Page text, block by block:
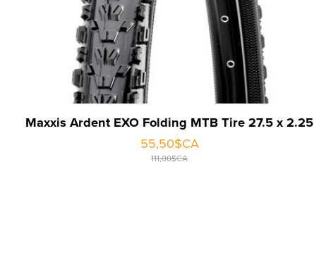
Maxxis Ardent EXO Folding MTB Tire 27.5 x 2.25
55,50$CA
111,00$CA